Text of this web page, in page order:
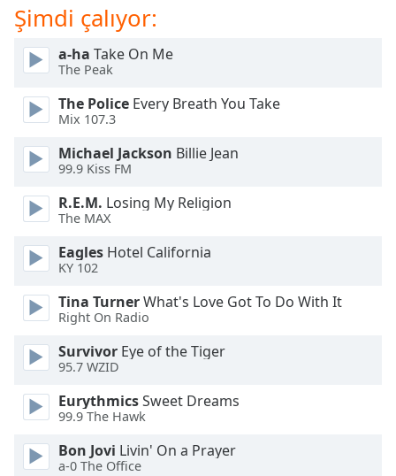
dialog
window.
Escape
cancel
and
close
Text
Color
Opacity
Text
Background
Şimdi çalıyor:
a-ha Take On Me
The Peak
The Police Every Breath You Take
Mix 107.3
Michael Jackson Billie Jean
99.9 Kiss FM
R.E.M. Losing My Religion
The MAX
Eagles Hotel California
KY 102
Tina TurnerWhat's Love Got To Do With It
Right On Radio
Survivor Eye of the Tiger
95.7 WZID
EurythmicsSweet Dreams
99.9 The Hawk
Bon Jovi Livin' On a Prayer
a-0 The Office